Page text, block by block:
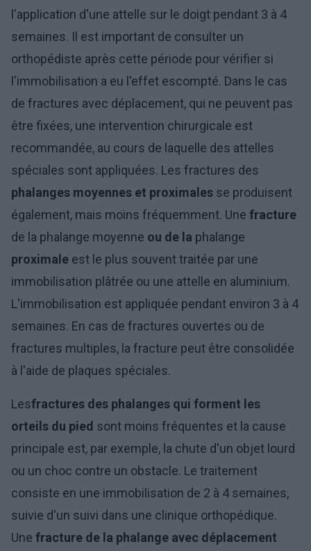
l'application d'une attelle sur le doigt pendant 3 à 4
semaines. Il est important de consulter un
orthopédiste après cette période pour vérifier si
l'immobilisation a eu l'effet escompté. Dans le cas
de fractures avec déplacement, qui ne peuvent pas
être fixées, une intervention chirurgicale est
recommandée, au cours de laquelle des attelles
spéciales sont appliquées. Les fractures des
phalanges moyennes et proximales se produisent
également, mais moins fréquemment. Une fracture
de la phalange moyenne ou de la phalange
proximale est le plus souvent traitée par une
immobilisation plâtrée ou une attelle en aluminium.
L'immobilisation est appliquée pendant environ 3 à 4
semaines. En cas de fractures ouvertes ou de
fractures multiples, la fracture peut être consolidée
à l'aide de plaques spéciales.
Lesfractures des phalanges qui forment les
orteils du pied sont moins fréquentes et la cause
principale est, par exemple, la chute d'un objet lourd
ou un choc contre un obstacle. Le traitement
consiste en une immobilisation de 2 à 4 semaines,
suivie d'un suivi dans une clinique orthopédique.
Une fracture de la phalange avec déplacement